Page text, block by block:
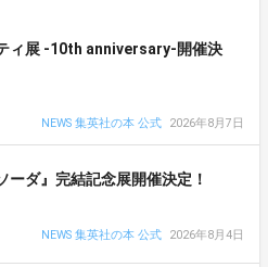
ィ展 -10th anniversary-開催決
NEWS 集英社の本 公式
2026年8月7日
ーダ』完結記念展開催決定！
NEWS 集英社の本 公式
2026年8月4日